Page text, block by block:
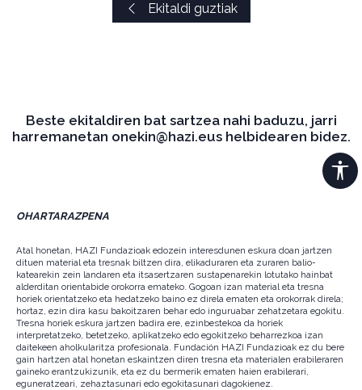
Ekitaldi guztiak
Beste ekitaldiren bat sartzea nahi baduzu, jarri
harremanetan onekin@hazi.eus helbidearen bidez.
OHARTARAZPENA
Atal honetan, HAZI Fundazioak edozein interesdunen eskura doan jartzen
dituen material eta tresnak biltzen dira, elikaduraren eta zuraren balio-
katearekin zein landaren eta itsasertzaren sustapenarekin lotutako hainbat
alderditan orientabide orokorra emateko. Gogoan izan material eta tresna
horiek orientatzeko eta hedatzeko baino ez direla ematen eta orokorrak direla;
hortaz, ezin dira kasu bakoitzaren behar edo inguruabar zehatzetara egokitu.
Tresna horiek eskura jartzen badira ere, ezinbestekoa da horiek
interpretatzeko, betetzeko, aplikatzeko edo egokitzeko beharrezkoa izan
daitekeen aholkularitza profesionala. Fundación HAZI Fundazioak ez du bere
gain hartzen atal honetan eskaintzen diren tresna eta materialen erabileraren
gaineko erantzukizunik, eta ez du bermerik ematen haien erabilerari,
eguneratzeari, zehaztasunari edo egokitasunari dagokienez.